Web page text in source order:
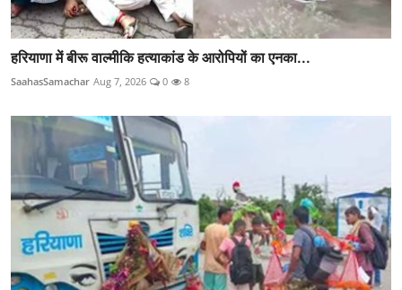
हरियाणा में बीरू वाल्मीकि हत्याकांड के आरोपियों का एनका...
SaahasSamachar Aug 7, 2026 0 8